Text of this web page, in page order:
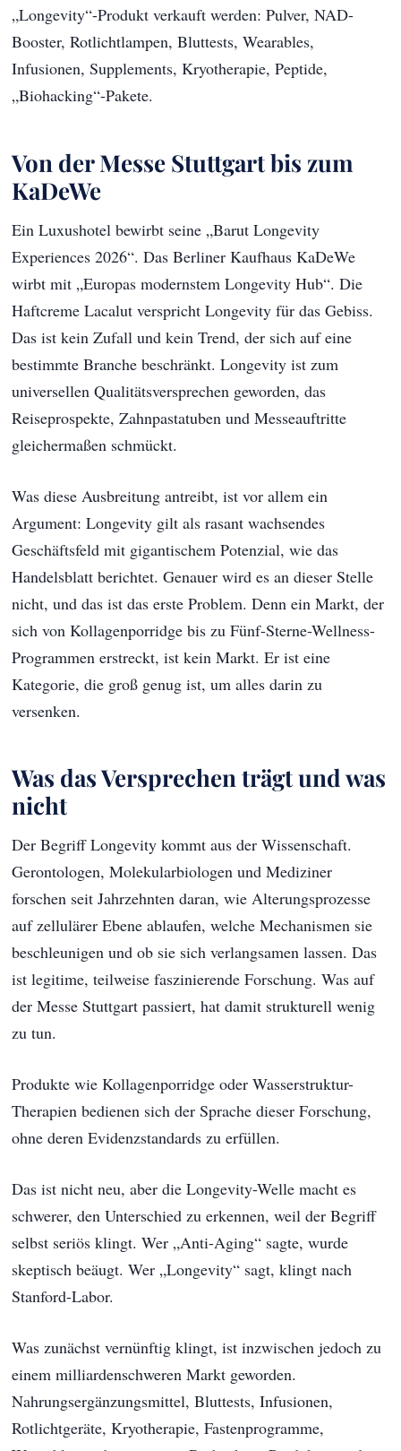
„Longevity“-Produkt verkauft werden: Pulver, NAD-
Booster, Rotlichtlampen, Bluttests, Wearables,
Infusionen, Supplements, Kryotherapie, Peptide,
„Biohacking“-Pakete.
Von der Messe Stuttgart bis zum
KaDeWe
Ein Luxushotel bewirbt seine „Barut Longevity
Experiences 2026“. Das Berliner Kaufhaus KaDeWe
wirbt mit „Europas modernstem Longevity Hub“. Die
Haftcreme Lacalut verspricht Longevity für das Gebiss.
Das ist kein Zufall und kein Trend, der sich auf eine
bestimmte Branche beschränkt. Longevity ist zum
universellen Qualitätsversprechen geworden, das
Reiseprospekte, Zahnpastatuben und Messeauftritte
gleichermaßen schmückt.
Was diese Ausbreitung antreibt, ist vor allem ein
Argument: Longevity gilt als rasant wachsendes
Geschäftsfeld mit gigantischem Potenzial, wie das
Handelsblatt berichtet. Genauer wird es an dieser Stelle
nicht, und das ist das erste Problem. Denn ein Markt, der
sich von Kollagenporridge bis zu Fünf-Sterne-Wellness-
Programmen erstreckt, ist kein Markt. Er ist eine
Kategorie, die groß genug ist, um alles darin zu
versenken.
Was das Versprechen trägt und was
nicht
Der Begriff Longevity kommt aus der Wissenschaft.
Gerontologen, Molekularbiologen und Mediziner
forschen seit Jahrzehnten daran, wie Alterungsprozesse
auf zellulärer Ebene ablaufen, welche Mechanismen sie
beschleunigen und ob sie sich verlangsamen lassen. Das
ist legitime, teilweise faszinierende Forschung. Was auf
der Messe Stuttgart passiert, hat damit strukturell wenig
zu tun.
Produkte wie Kollagenporridge oder Wasserstruktur-
Therapien bedienen sich der Sprache dieser Forschung,
ohne deren Evidenzstandards zu erfüllen.
Das ist nicht neu, aber die Longevity-Welle macht es
schwerer, den Unterschied zu erkennen, weil der Begriff
selbst seriös klingt. Wer „Anti-Aging“ sagte, wurde
skeptisch beäugt. Wer „Longevity“ sagt, klingt nach
Stanford-Labor.
Was zunächst vernünftig klingt, ist inzwischen jedoch zu
einem milliardenschweren Markt geworden.
Nahrungsergänzungsmittel, Bluttests, Infusionen,
Rotlichtgeräte, Kryotherapie, Fastenprogramme,